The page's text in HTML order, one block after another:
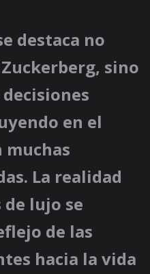
destaca no
sino
en el
muchas
La realidad
lujo se
de las
hacia la vida